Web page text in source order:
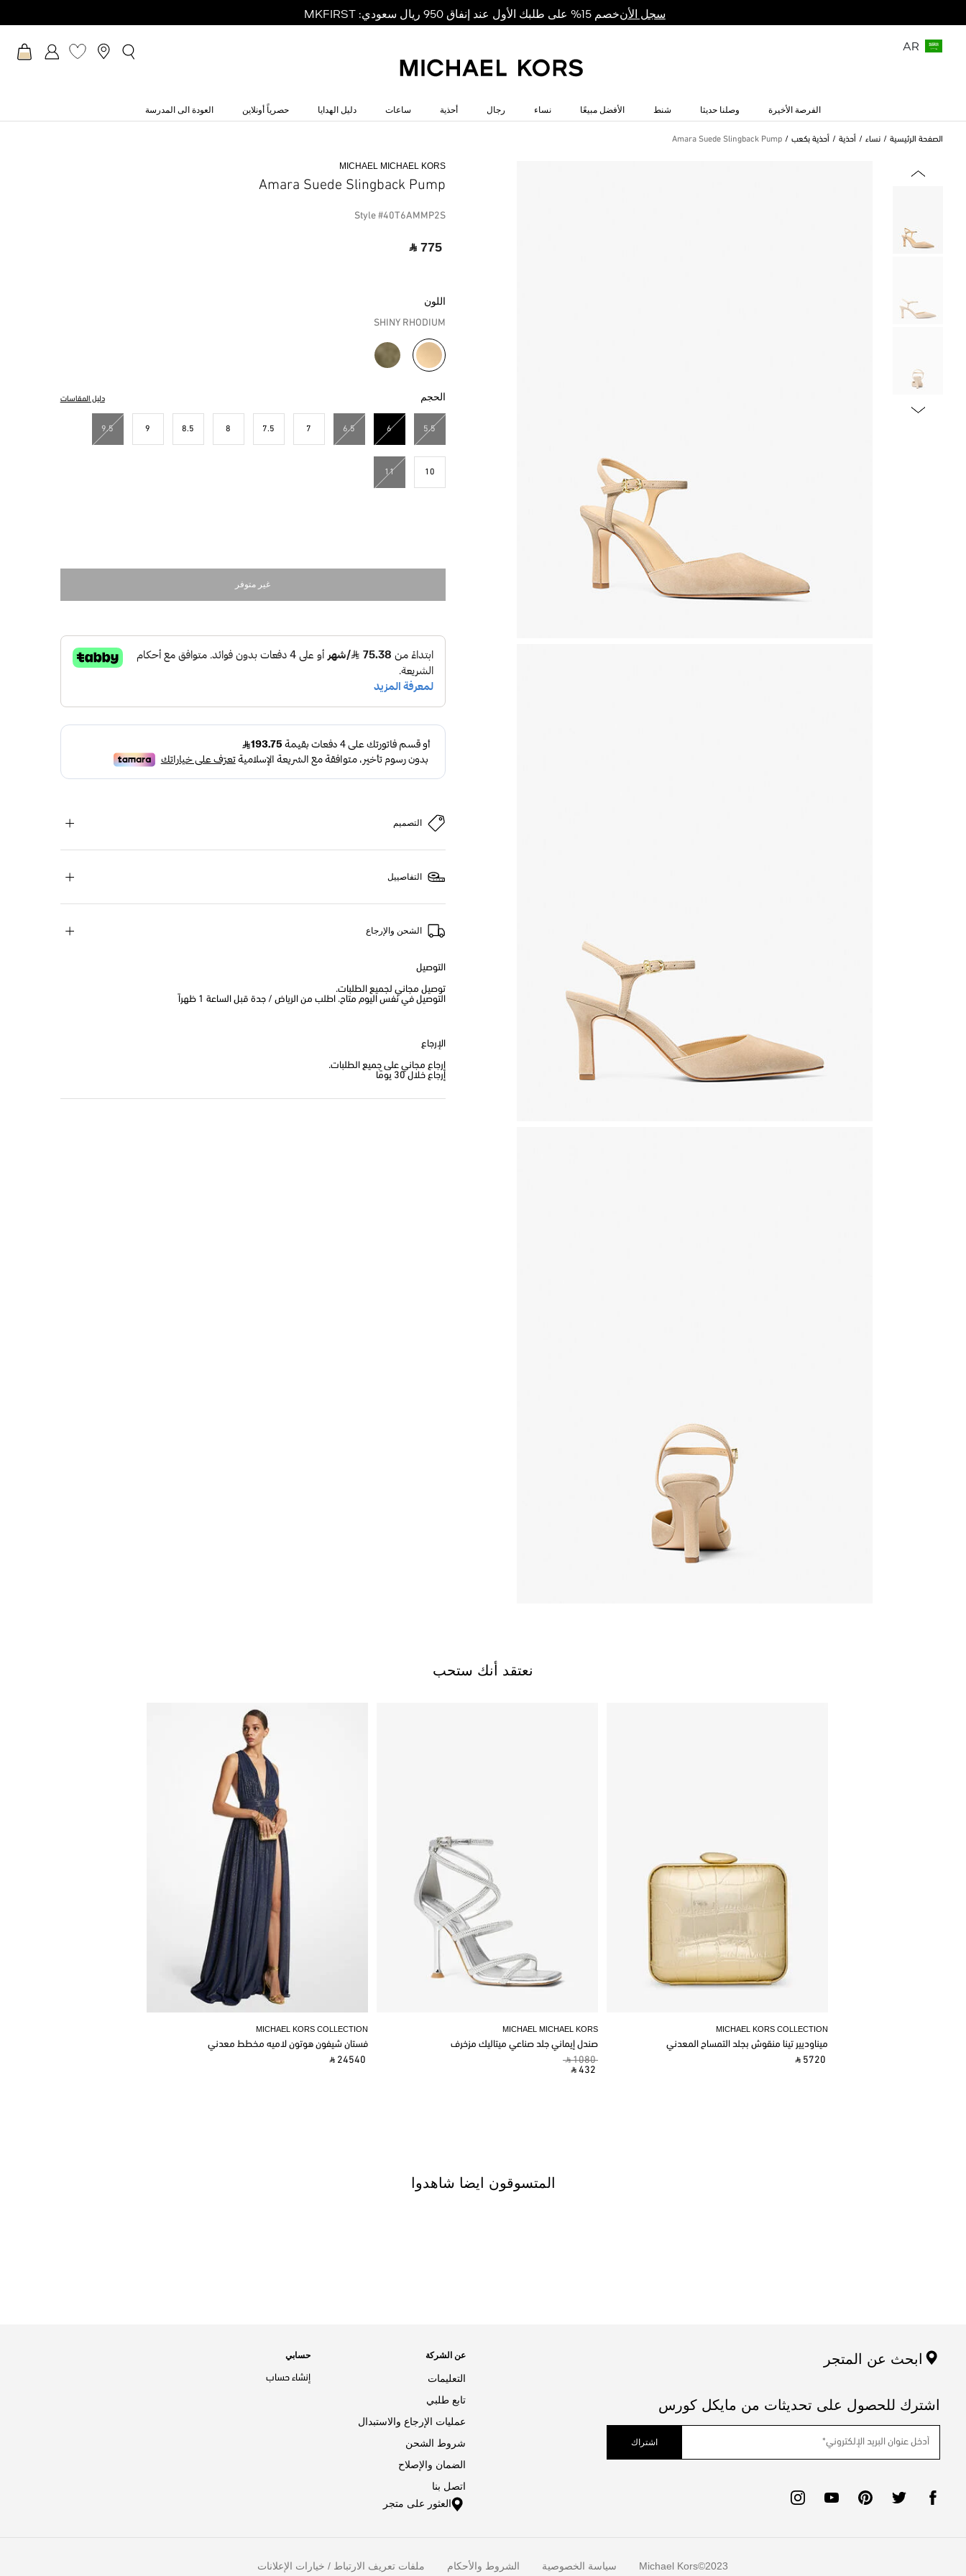
سجل الأنخصم 15% على طلبك الأول عند إنفاق 950 ريال سعودي: MKFIRST
AR
الفرصة الأخيرة وصلنا حديثا شنط الأفضل مبيعًا نساء رجال أحذية ساعات دليل الهدايا حصرياً أونلاين العودة الى المدرسة
الصفحة الرئيسية نساء أحذية أحذية بكعب Amara Suede Slingback Pump
MICHAEL MICHAEL KORS
Amara Suede Slingback Pump
Style #40T6AMMP2S
‎ ⃁ 775 ‎
اللون
SHINY RHODIUM
مختار
الحجم دليل المقاسات
5.5
6
مختار
6.5
7
7.5
8
8.5
9
9.5
10
11
غير متوفر
التصميم
التفاصييل
الشحن والإرجاع
التوصيل
توصيل مجاني لجميع الطلبات.
التوصيل في نفس اليوم متاح. اطلب من الرياض / جدة قبل الساعة 1 ظهراً
الإرجاع
إرجاع مجاني على جميع الطلبات.
إرجاع خلال 30 يومًا
نعتقد أنك ستحب
MICHAEL KORS COLLECTION
فستان شيفون هوتون لاميه مخطط معدني
‎ ⃁ 24540 ‎
MICHAEL MICHAEL KORS
صندل إيماني جلد صناعي ميتاليك مزخرف
‎ ⃁ 1080 ‎
‎ ⃁ 432 ‎
MICHAEL KORS COLLECTION
ميناوديير تينا منقوش بجلد التمساح المعدني
‎ ⃁ 5720 ‎
المتسوقون ايضا شاهدوا
ابحث عن المتجر
اشترك للحصول على تحديثات من مايكل كورس
اشتراك
عن الشركة
التعليمات
تابع طلبي
عمليات الإرجاع والاستبدال
شروط الشحن
الضمان والإصلاح
اتصل بنا
العثور على متجر
حسابي
إنشاء حساب
Michael Kors سياسة الخصوصية الشروط والأحكام ملفات تعريف الارتباط / خيارات الإعلانات